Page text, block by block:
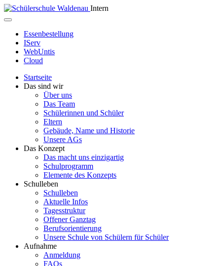
Intern
Essenbestellung
IServ
WebUntis
Cloud
Startseite
Das sind wir
Über uns
Das Team
Schülerinnen und Schüler
Eltern
Gebäude, Name und Historie
Unsere AGs
Das Konzept
Das macht uns einzigartig
Schulprogramm
Elemente des Konzepts
Schulleben
Schulleben
Aktuelle Infos
Tagesstruktur
Offener Ganztag
Berufsorientierung
Unsere Schule von Schülern für Schüler
Aufnahme
Anmeldung
FAQs